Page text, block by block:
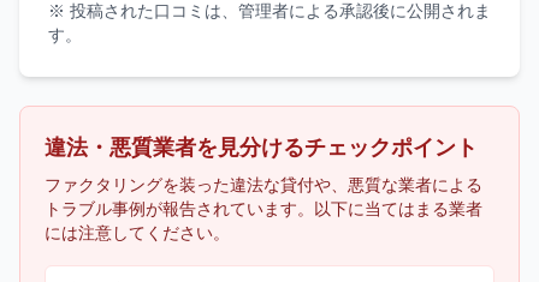
※ 投稿された口コミは、管理者による承認後に公開されま
す。
違法・悪質業者を見分けるチェックポイント
ファクタリングを装った違法な貸付や、悪質な業者による
トラブル事例が報告されています。以下に当てはまる業者
には注意してください。